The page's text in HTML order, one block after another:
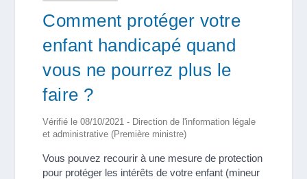
Comment protéger votre
enfant handicapé quand
vous ne pourrez plus le
faire ?
Vérifié le 08/10/2021 - Direction de l'information légale
et administrative (Première ministre)
Vous pouvez recourir à une mesure de protection
pour protéger les intérêts de votre enfant (mineur